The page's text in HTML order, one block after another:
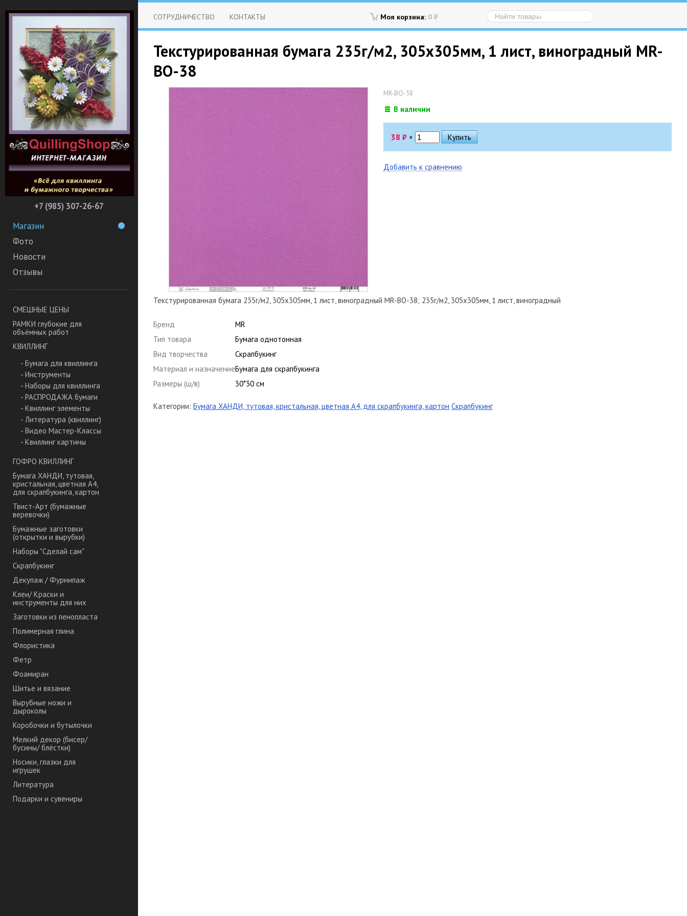
+7 (985) 307-26-67
Магазин
Фото
Новости
Отзывы
СМЕШНЫЕ ЦЕНЫ
РАМКИ глубокие для
объёмных работ
КВИЛЛИНГ
- Бумага для квиллинга
- Инструменты
- Наборы для квиллинга
- РАСПРОДАЖА бумаги
- Квиллинг элементы
- Литература (квиллинг)
- Видео Мастер-Классы
- Квиллинг картины
ГОФРО КВИЛЛИНГ
Бумага ХАНДИ, тутовая,
кристальная, цветная А4,
для скрапбукинга, картон
Твист-Арт (бумажные
веревочки)
Бумажные заготовки
(открытки и вырубки)
Наборы "Сделай сам"
Скрапбукинг
Декупаж / Фурнипаж
Клеи/ Краски и
инструменты для них
Заготовки из пенопласта
Полимерная глина
Флористика
Фетр
Фоамиран
Шитье и вязание
Вырубные ножи и
дыроколы
Коробочки и бутылочки
Мелкий декор (бисер/
бусины/ блёстки)
Носики, глазки для
игрушек
Литература
Подарки и сувениры
Моя корзина: 0 ₽
СОТРУДНИЧЕСТВО КОНТАКТЫ
Текстурированная бумага 235г/м2, 305х305мм, 1 лист, виноградный MR-
BO-38
MR-BO-38
В наличии
38 ₽ ×
Добавить к сравнению
Текстурированная бумага 235г/м2, 305х305мм, 1 лист, виноградный MR-BO-38; 235г/м2, 305х305мм, 1 лист, виноградный
Бренд
MR
Тип товара
Бумага однотонная
Вид творчества
Скрапбукинг
Материал и назначениеБумага для скрапбукинга
Размеры (ш/в)
30*30 см
Категории: Бумага ХАНДИ, тутовая, кристальная, цветная А4, для скрапбукинга, картон Скрапбукинг